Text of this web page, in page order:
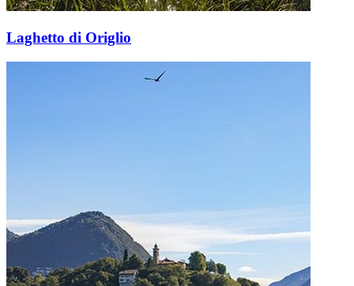
Laghetto di Origlio